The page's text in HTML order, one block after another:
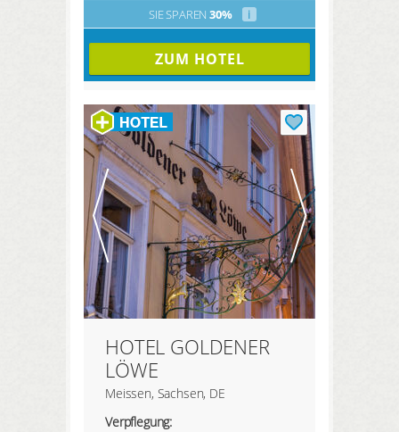
SIE SPAREN 30% i
ZUM HOTEL
HOTEL GOLDENER
LÖWE
Meissen, Sachsen, DE
Verpflegung: